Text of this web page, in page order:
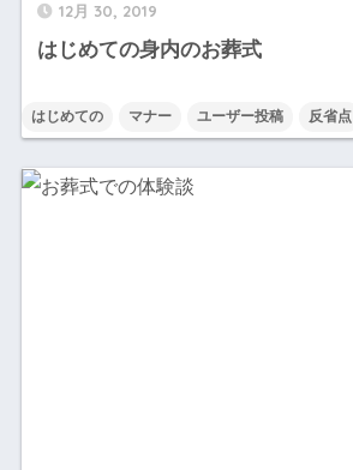
12月 30, 2019
はじめての身内のお葬式
はじめての マナー ユーザー投稿 反省点